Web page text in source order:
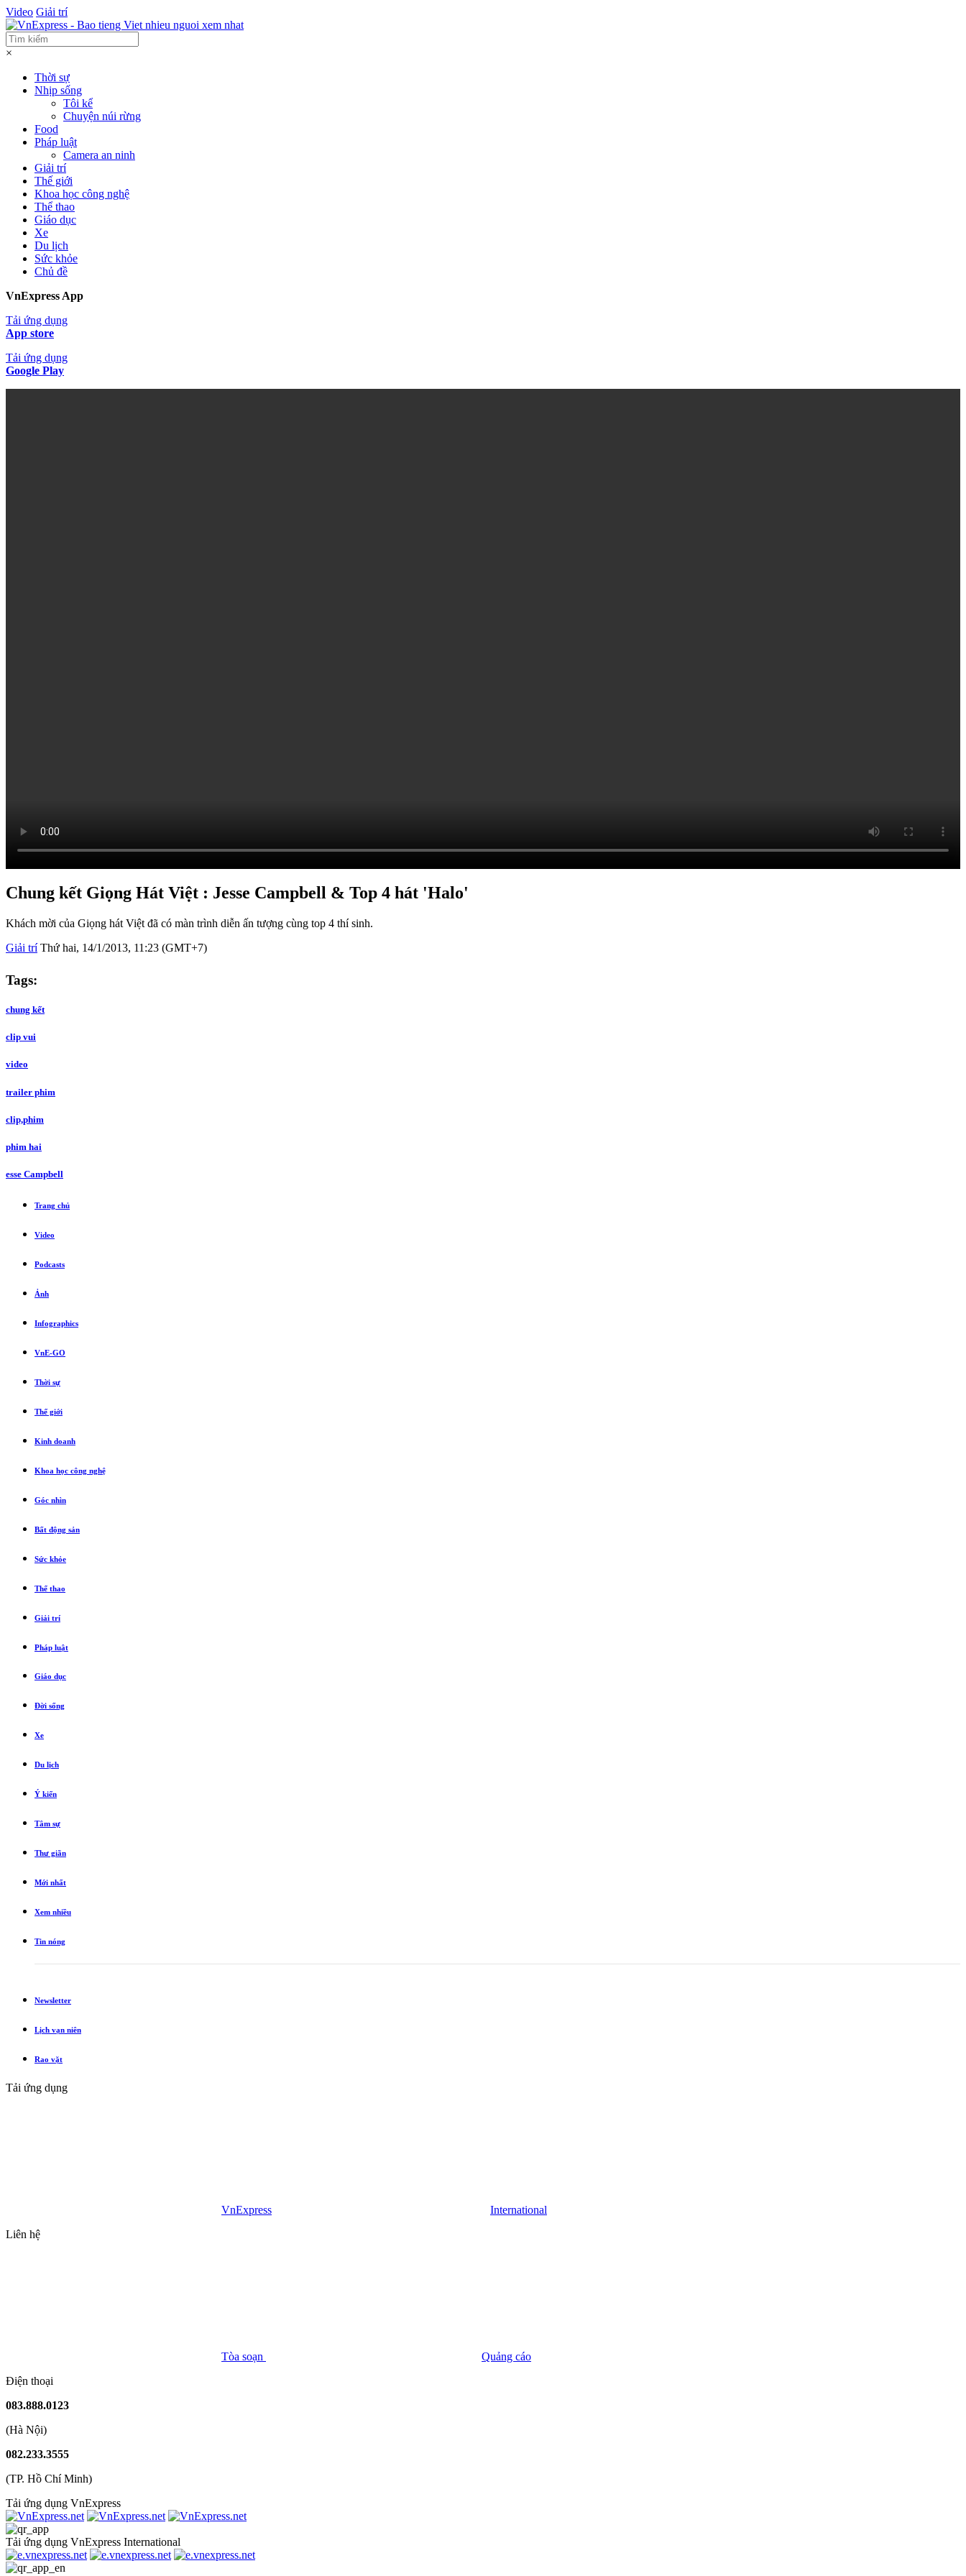
Video Giải trí
×
Thời sự
Nhịp sống
Tôi kể
Chuyện núi rừng
Food
Pháp luật
Camera an ninh
Giải trí
Thế giới
Khoa học công nghệ
Thể thao
Giáo dục
Xe
Du lịch
Sức khỏe
Chủ đề
VnExpress App
Tải ứng dụng
App store
Tải ứng dụng
Google Play
Chung kết Giọng Hát Việt : Jesse Campbell & Top 4 hát 'Halo'
Khách mời của Giọng hát Việt đã có màn trình diễn ấn tượng cùng top 4 thí sinh.
Giải trí Thứ hai, 14/1/2013, 11:23 (GMT+7)
Tags:
chung kết
clip vui
video
trailer phim
clip,phim
phim hai
esse Campbell
Trang chủ
Video
Podcasts
Ảnh
Infographics
VnE-GO
Thời sự
Thế giới
Kinh doanh
Khoa học công nghệ
Góc nhìn
Bất động sản
Sức khỏe
Thể thao
Giải trí
Pháp luật
Giáo dục
Đời sống
Xe
Du lịch
Ý kiến
Tâm sự
Thư giãn
Mới nhất
Xem nhiều
Tin nóng
Newsletter
Lịch vạn niên
Rao vặt
Tải ứng dụng
VnExpress
International
Liên hệ
Tòa soạn
Quảng cáo
Điện thoại
083.888.0123
(Hà Nội)
082.233.3555
(TP. Hồ Chí Minh)
Tải ứng dụng VnExpress
Tải ứng dụng VnExpress International